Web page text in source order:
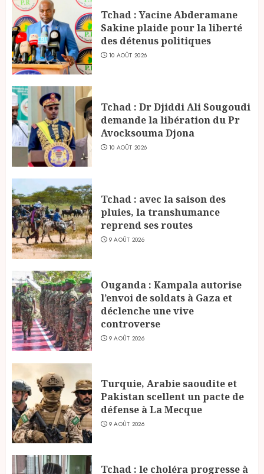
Tchad : Yacine Abderamane
Sakine plaide pour la liberté
des détenus politiques
10 AOÛT 2026
Tchad : Dr Djiddi Ali Sougoudi
demande la libération du Pr
Avocksouma Djona
10 AOÛT 2026
Tchad : avec la saison des
pluies, la transhumance
reprend ses routes
9 AOÛT 2026
Ouganda : Kampala autorise
l’envoi de soldats à Gaza et
déclenche une vive
controverse
9 AOÛT 2026
Turquie, Arabie saoudite et
Pakistan scellent un pacte de
défense à La Mecque
9 AOÛT 2026
Tchad : le choléra progresse à